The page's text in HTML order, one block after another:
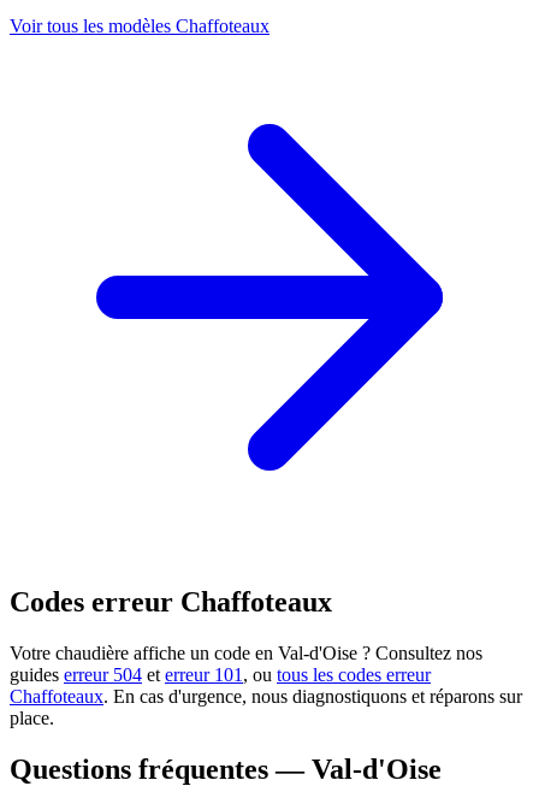
Voir tous les modèles Chaffoteaux
Codes erreur Chaffoteaux
Votre chaudière affiche un code en Val-d'Oise ? Consultez nos
guides erreur 504 et erreur 101 , ou tous les codes erreur
Chaffoteaux. En cas d'urgence, nous diagnostiquons et réparons sur
place.
Questions fréquentes — Val-d'Oise